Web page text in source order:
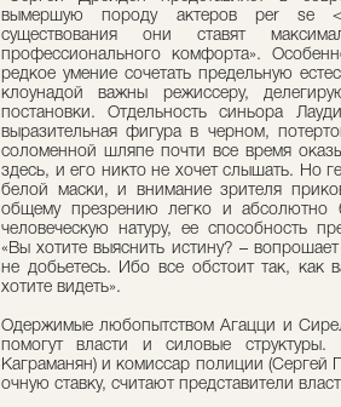
вымершую породу актеров per se
существования они ставят
профессионального комфорта».
редкое умение сочетать предельную
клоунадой важны режиссеру,
постановки. Отдельность синьора
выразительная фигура в черном,
соломенной шляпе почти все время
здесь, и его никто не хочет слышать. Но
белой маски, и внимание зрителя
общему презрению легко и абсолютно
человеческую натуру, ее способность
«Вы хотите выяснить истину? –
не добьетесь. Ибо все обстоит так, как
хотите видеть».
Одержимые любопытством Агацци и
помогут власти и силовые
Каграманян) и комиссар полиции
очную ставку, считают представители